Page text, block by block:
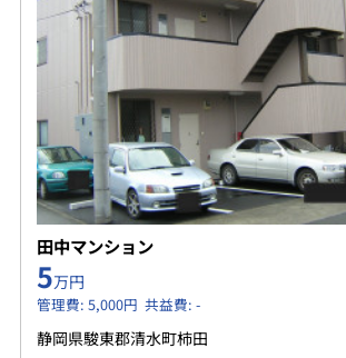
田中マンション
5万円
管理費: 5,000円 共益費: -
静岡県駿東郡清水町柿田